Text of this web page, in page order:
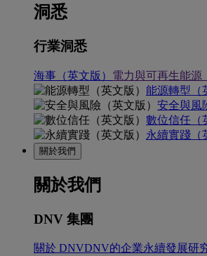
洞悉
行業洞悉
海事（英文版） 電力與可再生能源
能源轉型（
安全與風
數位信任（
永續實踐（
關於我們
關於我們
DNV 集團
關於 DNVDNV的企業永續發展研